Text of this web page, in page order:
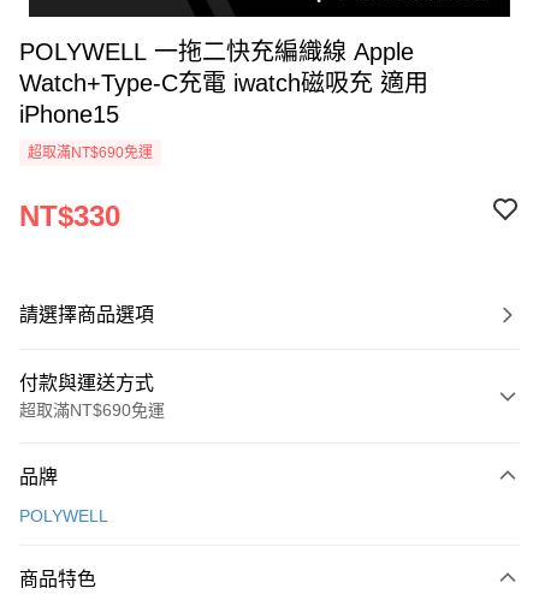
POLYWELL 一拖二快充編織線 Apple
Watch+Type-C充電 iwatch磁吸充 適用
iPhone15
超取滿NT$690免運
NT$330
請選擇商品選項
付款與運送方式
超取滿NT$690免運
信用卡一次付款
LINE Pay
品牌
POLYWELL
商品特色